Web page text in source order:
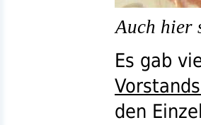
Auch hier
Es gab
den